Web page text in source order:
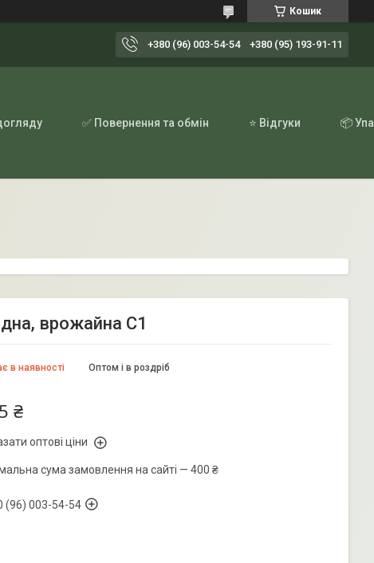
Кошик
+380 (96) 003-54-54 +380 (95) 193-91-11
✅ Повернення та обмін ⭐ Відгуки 📦
врожайна С1
в наявності Оптом і в роздріб
₴
оптові ціни
сума замовлення на сайті — 400 ₴
(96) 003-54-54